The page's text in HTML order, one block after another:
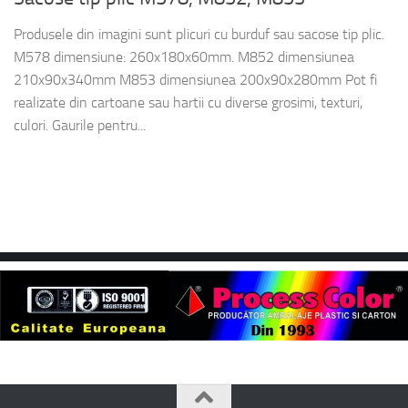
Produsele din imagini sunt plicuri cu burduf sau sacose tip plic.
M578 dimensiune: 260x180x60mm. M852 dimensiunea
210x90x340mm M853 dimensiunea 200x90x280mm Pot fi
realizate din cartoane sau hartii cu diverse grosimi, texturi,
culori. Gaurile pentru...